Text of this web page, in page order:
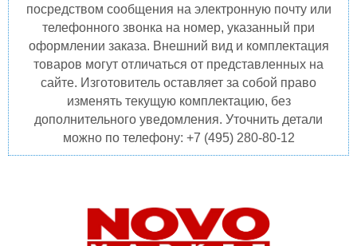
посредством сообщения на электронную почту или
телефонного звонка на номер, указанный при
оформлении заказа. Внешний вид и комплектация
товаров могут отличаться от представленных на
сайте. Изготовитель оставляет за собой право
изменять текущую комплектацию, без
дополнительного уведомления. Уточнить детали
можно по телефону: +7 (495) 280-80-12